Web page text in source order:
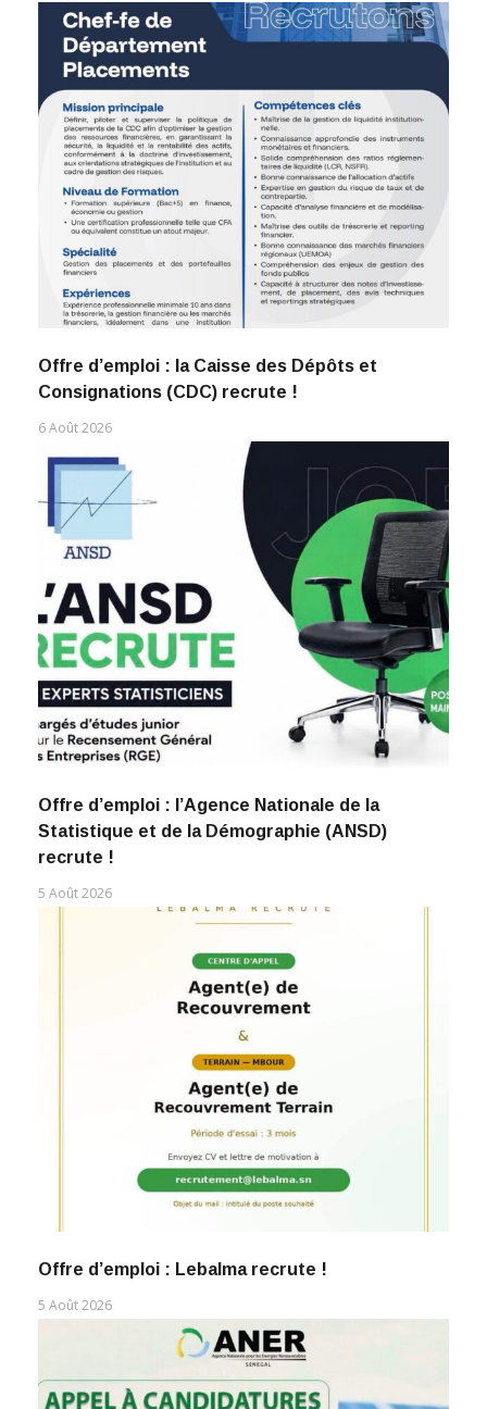
Offre d’emploi : la Caisse des Dépôts et
Consignations (CDC) recrute !
6 Août 2026
Offre d’emploi : l’Agence Nationale de la
Statistique et de la Démographie (ANSD)
recrute !
5 Août 2026
Offre d’emploi : Lebalma recrute !
5 Août 2026